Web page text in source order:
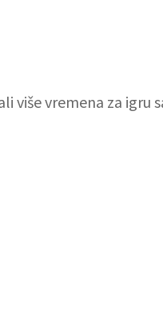
više vremena za igru